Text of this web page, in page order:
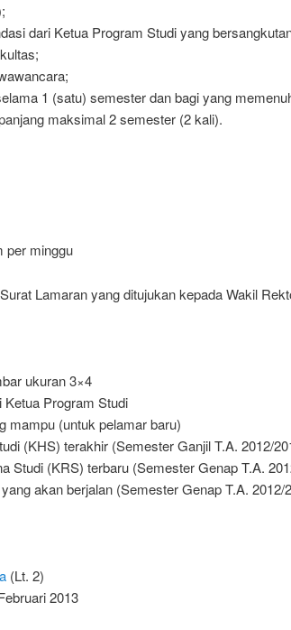
dari Ketua Program Studi yang
1 (satu) semester dan bagi yang
maksimal 2 semester (2 kali).
per minggu
Lamaran yang ditujukan kepada Wakil
ukuran 3×4
Program Studi
mampu (untuk pelamar baru)
(KHS) terakhir (Semester Ganjil T.A. 2012/
Studi (KRS) terbaru (Semester Genap T.A.
akan berjalan (Semester Genap T.A. 2012/
(Lt. 2)
2013